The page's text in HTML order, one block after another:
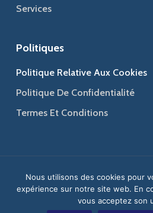
Services
Politiques
Politique Relative Aux Cookies
Politique De Confidentialité
Termes Et Conditions
© 2026 Jaber Group - Bâtir
Web Design &Web Developmentby
Nous utilisons des cookies pour
expérience sur notre site web. En
vous acceptez son